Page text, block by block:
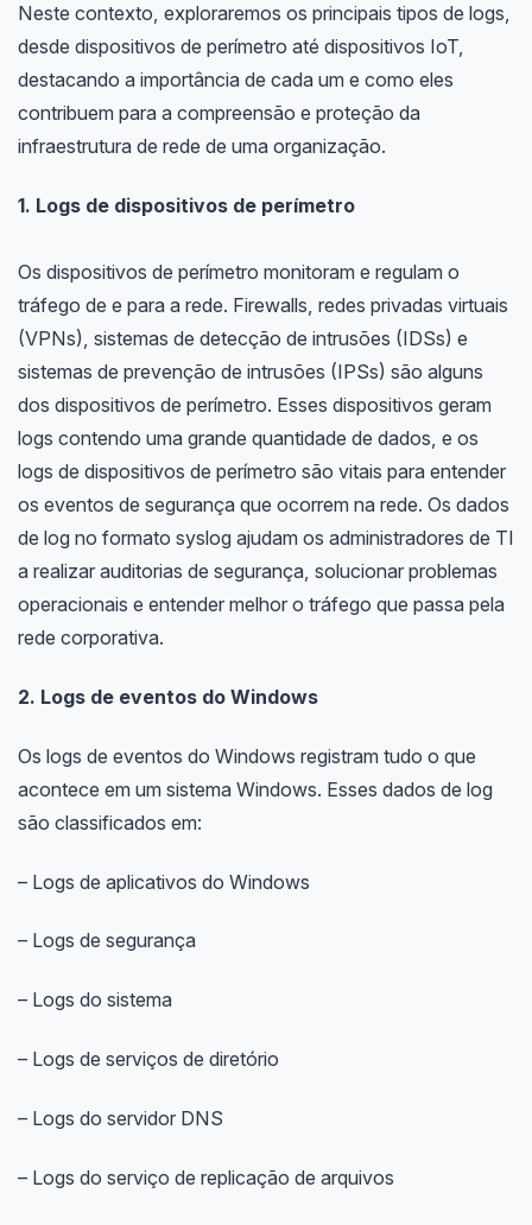
Neste contexto, exploraremos os principais tipos de logs,
desde dispositivos de perímetro até dispositivos IoT,
destacando a importância de cada um e como eles
contribuem para a compreensão e proteção da
infraestrutura de rede de uma organização.
1. Logs de dispositivos de perímetro
Os dispositivos de perímetro monitoram e regulam o
tráfego de e para a rede. Firewalls, redes privadas virtuais
(VPNs), sistemas de detecção de intrusões (IDSs) e
sistemas de prevenção de intrusões (IPSs) são alguns
dos dispositivos de perímetro. Esses dispositivos geram
logs contendo uma grande quantidade de dados, e os
logs de dispositivos de perímetro são vitais para entender
os eventos de segurança que ocorrem na rede. Os dados
de log no formato syslog ajudam os administradores de TI
a realizar auditorias de segurança, solucionar problemas
operacionais e entender melhor o tráfego que passa pela
rede corporativa.
2. Logs de eventos do Windows
Os logs de eventos do Windows registram tudo o que
acontece em um sistema Windows. Esses dados de log
são classificados em:
– Logs de aplicativos do Windows
– Logs de segurança
– Logs do sistema
– Logs de serviços de diretório
– Logs do servidor DNS
– Logs do serviço de replicação de arquivos